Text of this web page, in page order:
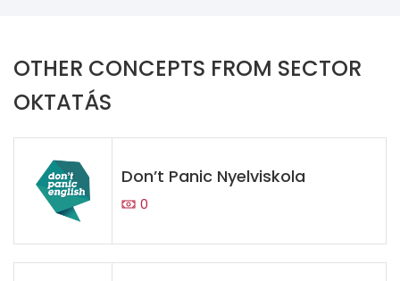
OTHER CONCEPTS FROM SECTOR
OKTATÁS
Don’t Panic Nyelviskola
0